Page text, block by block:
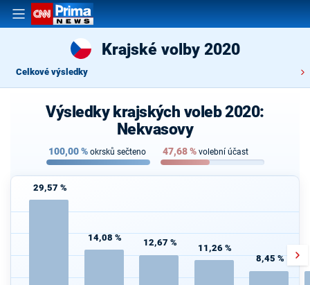
Krajské volby 2020
Celkové výsledky
Výsledky krajských voleb 2020:
Nekvasovy
100,00% okrsků sečteno 47,68% volební účast
29,57 %
14,08 %
12,67 %
11,26 %
8,45 %